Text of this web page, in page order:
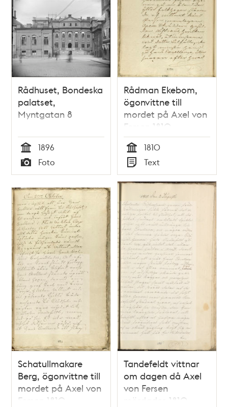
Rådhuset, Bondeska
palatset,
Myntgatan 8
Tid
1896
Typ
Foto
Rådman Ekebom,
ögonvittne till
mordet på Axel von
Fersen 1810
Tid
1810
Typ
Text
Schatullmakare
Berg, ögonvittne till
mordet på Axel von
Fersen 1810
Tandefeldt vittnar
om dagen då Axel
von Fersen
mördades 1810